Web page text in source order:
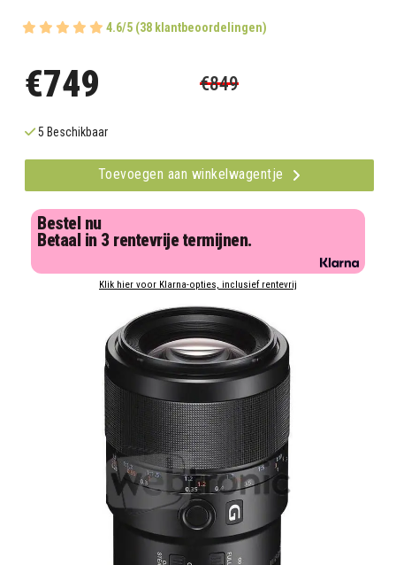
4.6/5 (38 klantbeoordelingen)
€749 €849
5 Beschikbaar
Toevoegen aan winkelwagentje
Bestel nu
Betaal in 3 rentevrije termijnen.
Klik hier voor Klarna-opties, inclusief rentevrij